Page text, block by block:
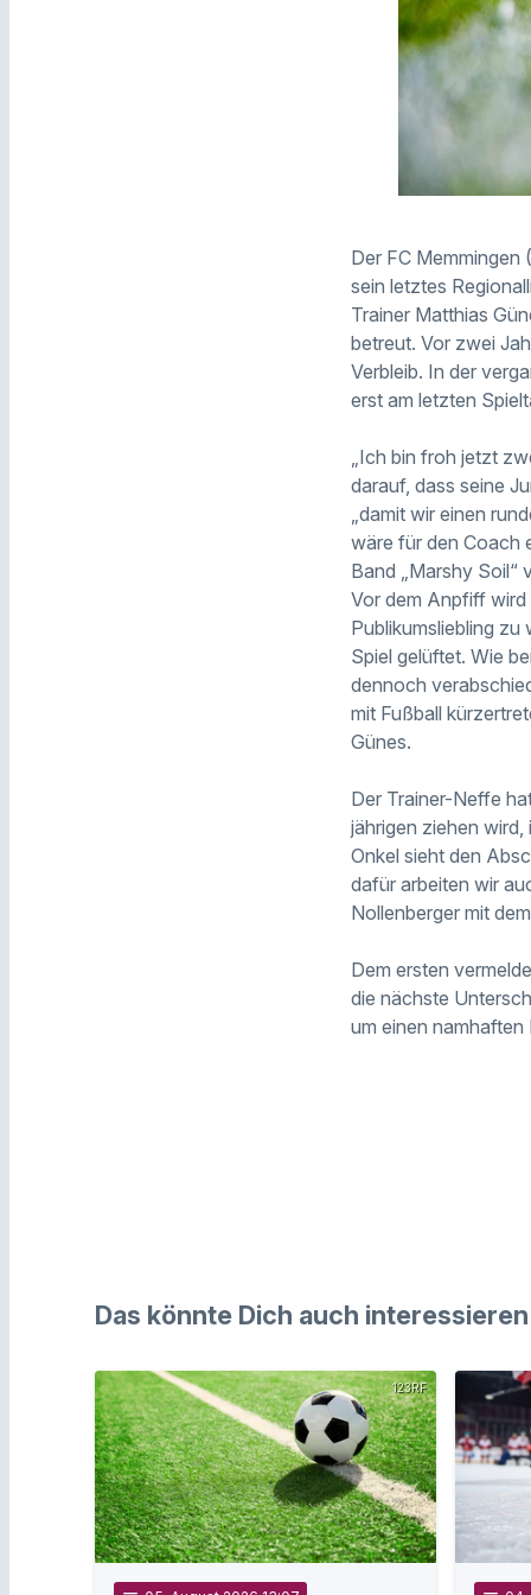
Der FC
sein letztes
Trainer Matthias
betreut. Vor zwei
Verbleib. In der
erst am letzten
„Ich bin froh jetzt
darauf, dass seine
„damit wir einen
wäre für den Coach
Band „Marshy Soil“
Vor dem Anpfiff wird
Publikumsliebling
Spiel gelüftet. Wie
dennoch
mit Fußball
Günes.
Der Trainer-Neffe
jährigen ziehen
Onkel sieht den
dafür arbeiten wir
Nollenberger mit
Dem ersten
die nächste
um einen namhaften
Das könnte Dich auch interessieren
123RF